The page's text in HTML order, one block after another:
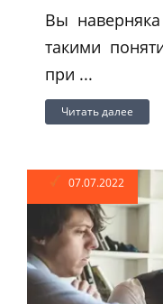
Вы
такими
при ...
Читать далее
07.07.2022